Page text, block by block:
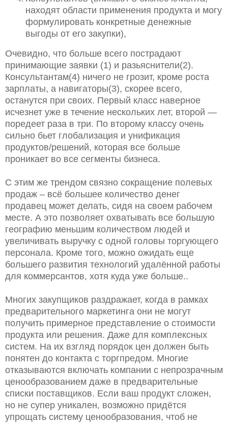
находят области применения продукта и могу
формулировать конкретные денежные
выгоды от его закупки),
Очевидно, что больше всего пострадают
принимающие заявки (1) и разьяснители(2).
Консультантам(4) ничего не грозит, кроме роста
зарплаты, а навигаторы(3), скорее всего,
останутся при своих. Первый класс наверное
исчезнет уже в течение нескольких лет, второй —
поредеет раза в три. По второму классу очень
сильно бьет глобализация и унификация
продуктов/решений, которая все больше
проникает во все сегменты бизнеса.
С этим же трендом связно сокращение полевых
продаж – всё большее количество денег
продавец может делать, сидя на своем рабочем
месте. А это позволяет охватывать все большую
географию меньшим количеством людей и
увеличивать выручку с одной головы торгующего
персонала. Кроме того, можно ожидать еще
большего развития технологий удалённой работы
для коммерсантов, хотя куда уже больше..
Многих закупщиков раздражает, когда в рамках
предварительного маркетинга они не могут
получить примерное представление о стоимости
продукта или решения. Даже для комплексных
систем. На их взгляд порядок цен должен быть
понятен до контакта с торгпредом. Многие
отказываются включать компании с непрозрачным
ценообразованием даже в предварительные
списки поставщиков. Если ваш продукт сложен,
но не супер уникален, возможно придётся
упрощать систему ценообразования, чтоб не